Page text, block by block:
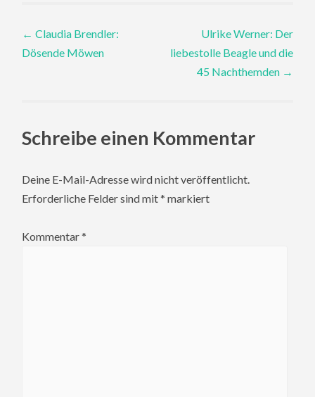
Post
← Claudia Brendler:
Dösende Möwen
Ulrike Werner: Der
liebestolle Beagle und die
45 Nachthemden →
Schreibe einen Kommentar
Deine E-Mail-Adresse wird nicht veröffentlicht.
Erforderliche Felder sind mit* markiert
Kommentar*